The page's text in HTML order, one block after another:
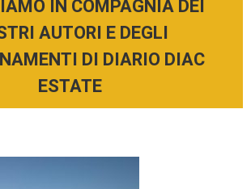
IN COMPAGNIA DEI
AUTORI E DEGLI
DI DIARIO DIAC
ESTATE